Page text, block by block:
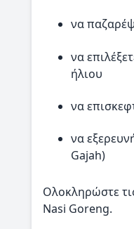
να
να
ήλιου
να
να
Gajah)
Ολοκληρώστε
Nasi Goreng.